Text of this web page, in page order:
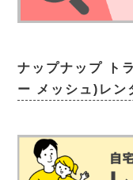
ナップナップ ト
ー メッシュ)レン